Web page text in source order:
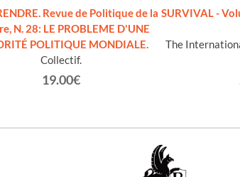
Revue de Politique de la
N. 28: LE PROBLEME D'UNE
POLITIQUE MONDIALE.
Collectif.
19.00€
SURVIVAL -
The